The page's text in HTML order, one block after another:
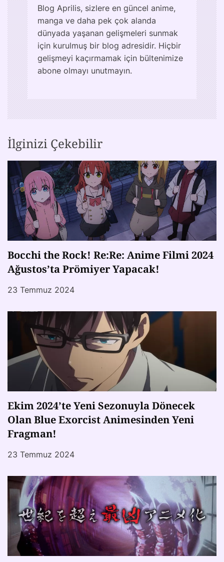
Blog Aprilis, sizlere en güncel anime,
manga ve daha pek çok alanda
dünyada yaşanan gelişmeleri sunmak
için kurulmuş bir blog adresidir. Hiçbir
gelişmeyi kaçırmamak için bültenimize
abone olmayı unutmayın.
İlginizi Çekebilir
Bocchi the Rock! Re:Re: Anime Filmi 2024
Ağustos’ta Prömiyer Yapacak!
23 Temmuz 2024
Ekim 2024’te Yeni Sezonuyla Dönecek
Olan Blue Exorcist Animesinden Yeni
Fragman!
23 Temmuz 2024